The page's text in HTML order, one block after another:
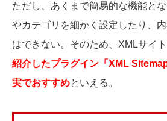
ただし、あくまで簡易的な機能と
やカテゴリを細かく設定したり、
はできない。そのため、XMLサイト
紹介したプラグイン「 XML
実でおすすめといえる。